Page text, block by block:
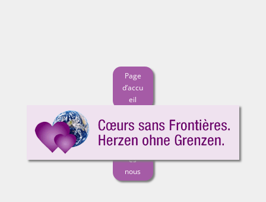
Page
d’accu
eil
Qui
somm
es
nous